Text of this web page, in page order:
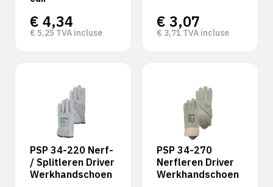
€ 4,34
€ 5,25 TVA incluse
€ 3,07
€ 3,71 TVA incluse
PSP 34-220 Nerf-
/ Splitleren Driver
Werkhandschoen
PSP 34-270
Nerfleren Driver
Werkhandschoen